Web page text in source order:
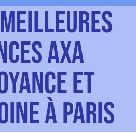
AXA
et
à Paris